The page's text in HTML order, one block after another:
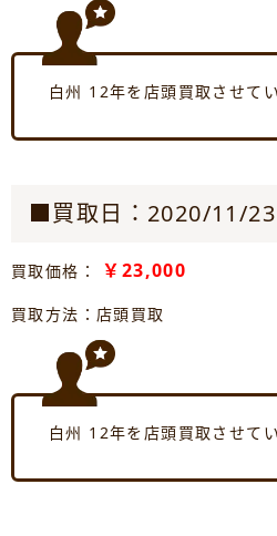
白州 12年を店頭買取させて
■買取日：2020/11/23
買取価格： ￥23,000
買取方法：店頭買取
白州 12年を店頭買取させて